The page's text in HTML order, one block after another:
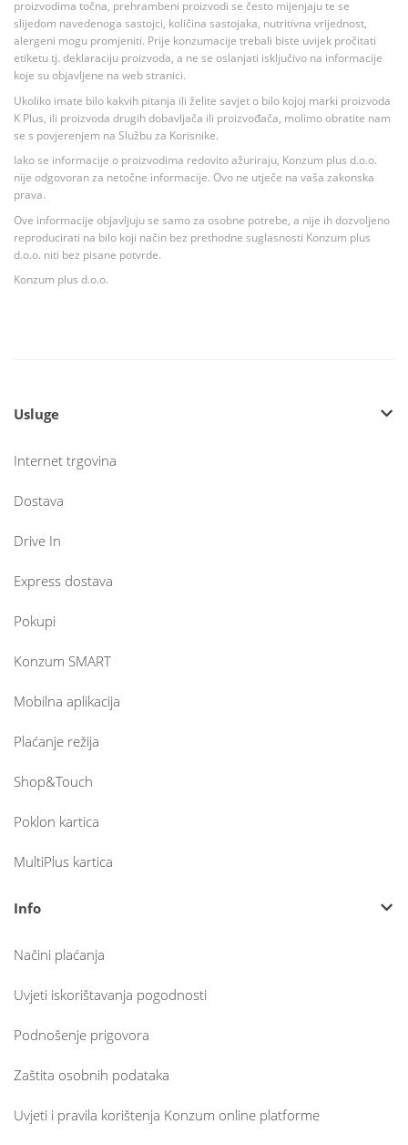
proizvodima točna, prehrambeni proizvodi se često mijenjaju te se
slijedom navedenoga sastojci, količina sastojaka, nutritivna vrijednost,
alergeni mogu promjeniti. Prije konzumacije trebali biste uvijek pročitati
etiketu tj. deklaraciju proizvoda, a ne se oslanjati isključivo na informacije
koje su objavljene na web stranici.
Ukoliko imate bilo kakvih pitanja ili želite savjet o bilo kojoj marki proizvoda
K Plus, ili proizvoda drugih dobavljača ili proizvođača, molimo obratite nam
se s povjerenjem na Službu za Korisnike.
Iako se informacije o proizvodima redovito ažuriraju, Konzum plus d.o.o.
nije odgovoran za netočne informacije. Ovo ne utječe na vaša zakonska
prava.
Ove informacije objavljuju se samo za osobne potrebe, a nije ih dozvoljeno
reproducirati na bilo koji način bez prethodne suglasnosti Konzum plus
d.o.o. niti bez pisane potvrde.
Konzum plus d.o.o.
Usluge
Internet trgovina
Dostava
Drive In
Express dostava
Pokupi
Konzum SMART
Mobilna aplikacija
Plaćanje režija
Shop&Touch
Poklon kartica
MultiPlus kartica
Info
Načini plaćanja
Uvjeti iskorištavanja pogodnosti
Podnošenje prigovora
Zaštita osobnih podataka
Uvjeti i pravila korištenja Konzum online platforme